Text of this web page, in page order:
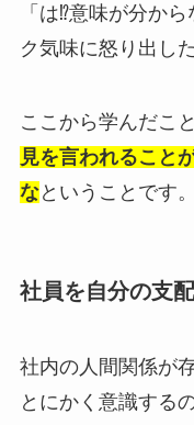
「は⁉意味が分か
ク気味に怒り出し
ここから学んだこと
見を言われること
なということです。
社員を自分の支
社内の人間関係が
とにかく意識するの